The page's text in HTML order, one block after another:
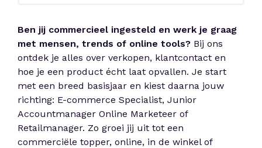
Ben jij commercieel ingesteld en werk je graag
met mensen, trends of online tools? Bij ons
ontdek je alles over verkopen, klantcontact en
hoe je een product écht laat opvallen. Je start
met een breed basisjaar en kiest daarna jouw
richting: E-commerce Specialist, Junior
Accountmanager Online Marketeer of
Retailmanager. Zo groei jij uit tot een
commerciële topper, online, in de winkel of